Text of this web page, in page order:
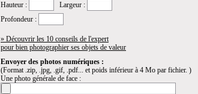
Hauteur :
Largeur :
Profondeur :
» Découvrir les 10 conseils de l'expert
pour bien photographier ses objets de valeur
Envoyer des photos numériques :
(Format .zip, .jpg, .gif, .pdf... et poids inférieur à 4 Mo par fichier. )
Une photo générale de face :